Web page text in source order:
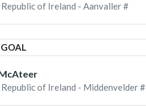
Republic of Ireland - Aanvaller #
GOAL
Republic of Ireland - Middenvelder #